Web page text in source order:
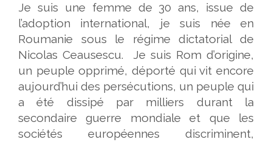
Je suis une femme de 30 ans, issue de
l’adoption international, je suis née en
Roumanie sous le régime dictatorial de
Nicolas Ceausescu. Je suis Rom d’origine,
un peuple opprimé, déporté qui vit encore
aujourd’hui des persécutions, un peuple qui
a été dissipé par milliers durant la
secondaire guerre mondiale et que les
sociétés européennes discriminent,